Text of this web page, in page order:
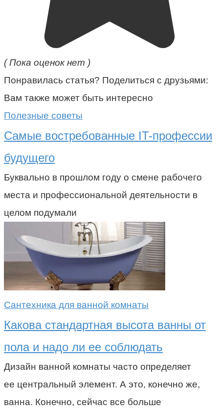
( Пока оценок нет )
Понравилась статья? Поделиться с друзьями:
Вам также может быть интересно
Полезные советы
Самые востребованные IT-профессии
будущего
Буквально в прошлом году о смене рабочего
места и профессиональной деятельности в
целом подумали
Сантехника для ванной комнаты
Какова стандартная высота ванны от
пола и надо ли ее соблюдать
Дизайн ванной комнаты часто определяет
ее центральный элемент. А это, конечно же,
ванна. Конечно, сейчас все больше